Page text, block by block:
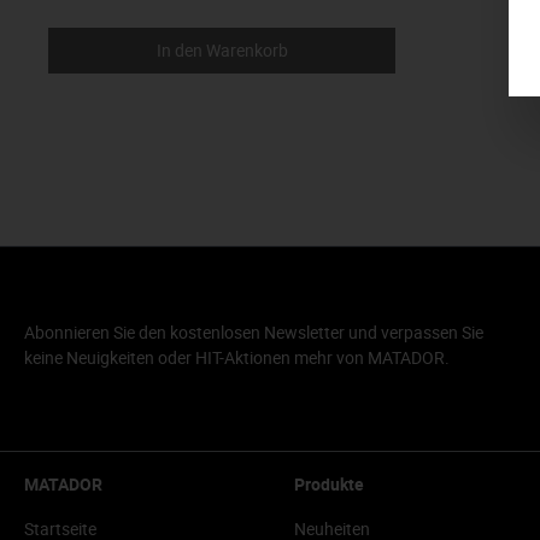
In den Warenkorb
Abonnieren Sie den kostenlosen Newsletter und verpassen Sie
keine Neuigkeiten oder HIT-Aktionen mehr von MATADOR.
MATADOR
Startseite
Produkte
Neuheiten